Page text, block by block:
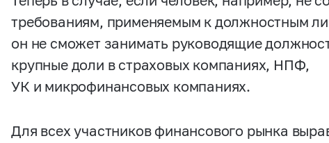
требованиям, применяемым к должностным
он не сможет занимать руководящие
крупные доли в страховых компаниях, НПФ,
УК и микрофинансовых компаниях.
Для всех участников финансового рынка